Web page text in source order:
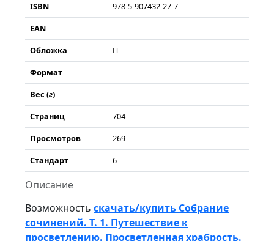
ISBN
978-5-907432-27-7
EAN
Обложка
П
Формат
Вес (г)
Страниц
704
Просмотров
269
Стандарт
6
Описание
Возможность скачать/купить Собрание
сочинений. Т. 1. Путешествие к
просветлению. Просветленная храбрость.